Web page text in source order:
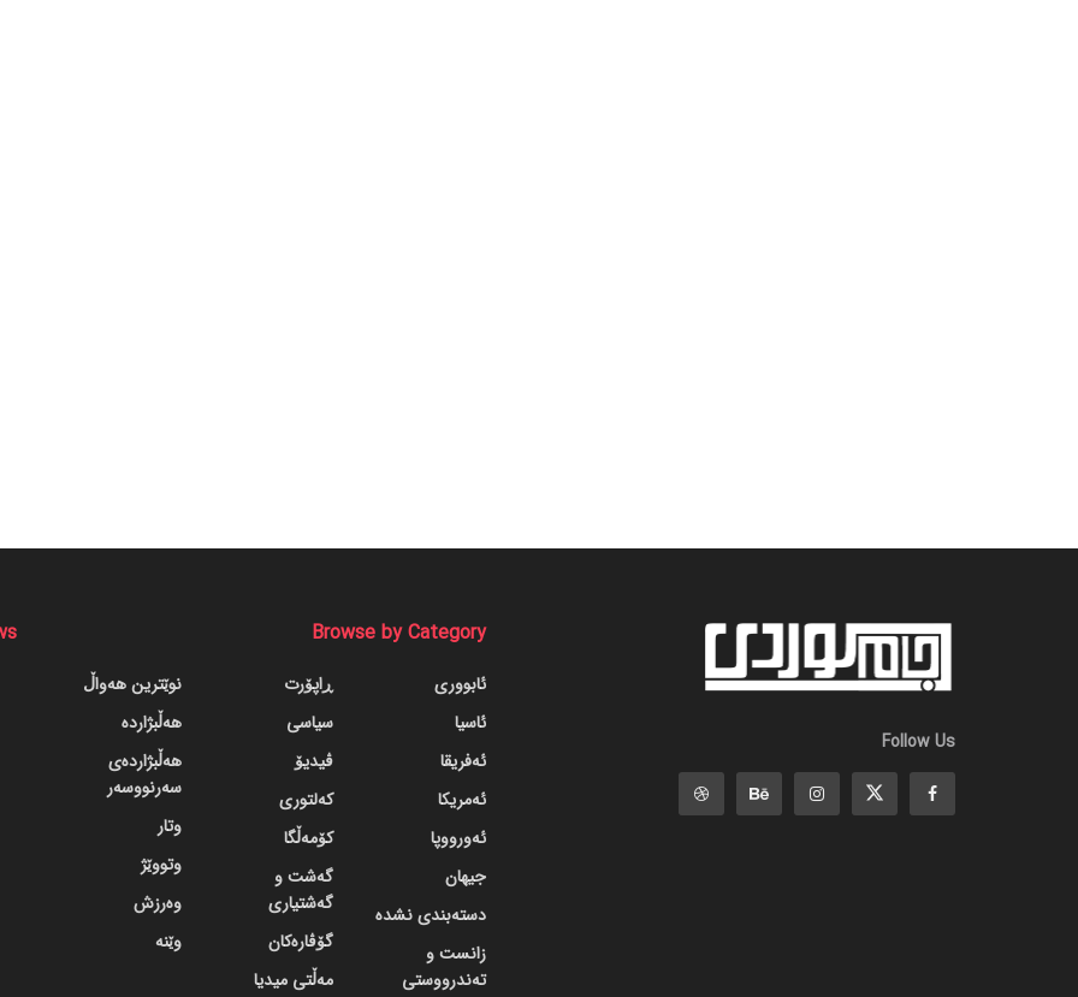
Follow Us
Browse by Category
ئابووری
ئاسیا
ئەفریقا
ئەمریکا
ئەورووپا
جیهان
دسته‌بندی نشده
زانست و
تەندرووستی
ڕاپۆرت
سیاسی
ڤیدیۆ
کەلتوری
کۆمەڵگا
گه‌شت و
گه‌شتیاری
گۆڤاره‌کان
مەڵتی میدیا
نوێترین هەواڵ
هەڵبژاردە
هەڵبژاردەی
سەرنووسەر
وتار
وتووێژ
وەرزش
وێنە